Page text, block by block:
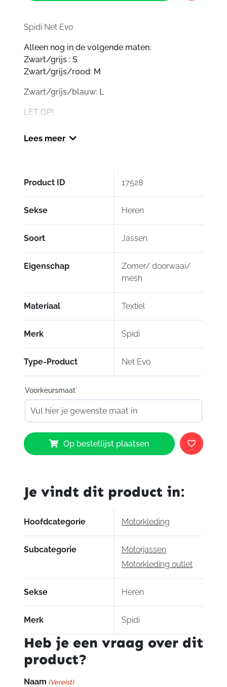
Evo
Spidi Net Evo
Alleen nog in de volgende maten:
Zwart/grijs : S
Zwart/grijs/rood: M
Zwart/grijs/blauw: L
LET OP!
Geenretour
Doorwaai jas met CE gekeurde protectoren op
schouders en ellebogen. De jas heeft ruimte voor
een rugbeschermer. Op de mouwen en taille is
klittebandstraps.
Lees meer
Product ID 17528
Sekse Heren
Soort Jassen
Eigenschap
Zomer/ doorwaai/
mesh
Materiaal Textiel
Merk Spidi
Type-Product Net Evo
Voorkeursmaat*
Spidi
Net
Evo
Op bestellijst plaatsen
Je vindt dit product in:
Hoofdcategorie Motorkleding
Subcategorie
Motorjassen
Motorkleding outlet
Sekse Heren
Merk Spidi
Heb je een vraag over dit
product?
Naam (Vereist)